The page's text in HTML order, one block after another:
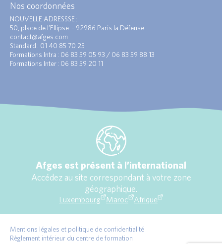
Nos coordonnées
NOUVELLE ADRESSSE :
50, place de l’Ellipse – 92986 Paris la Défense
contact@afges.com
Standard : 01 40 85 70 25
Formations Intra : 06 83 59 05 93 / 06 83 59 88 13
Formations Inter : 06 83 59 20 11
Afges est présent à l’international
Accédez au site correspondant à votre zone
géographique.
Luxembourg Maroc Afrique
Mentions légales et politique de confidentialité
Règlement intérieur du centre de formation